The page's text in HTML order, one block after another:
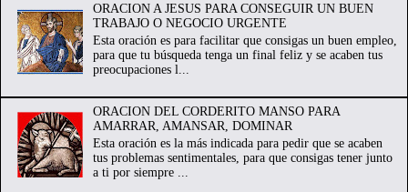
ORACION A JESUS PARA CONSEGUIR UN BUEN
TRABAJO O NEGOCIO URGENTE
Esta oración es para facilitar que consigas un buen empleo,
para que tu búsqueda tenga un final feliz y se acaben tus
preocupaciones l...
ORACION DEL CORDERITO MANSO PARA
AMARRAR, AMANSAR, DOMINAR
Esta oración es la más indicada para pedir que se acaben
tus problemas sentimentales, para que consigas tener junto
a ti por siempre ...